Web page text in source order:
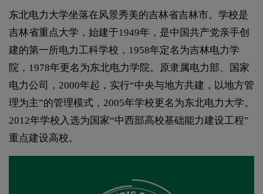
东北电力大学坐落在风景秀美的吉林省吉林市。学校是
吉林省重点大学，始建于1949年，是中国共产党亲手创
建的第一所电力工科学校，1958年定名为吉林电力学
院，1978年更名为东北电力学院。原隶属电力部、国家
电力公司，2000年起，实行“中央与地方共建，以地方管
理为主”的管理模式，2005年学校更名为东北电力大学。
2012年学校入选为国家“中西部高校基础能力建设工程”
重点建设高校。